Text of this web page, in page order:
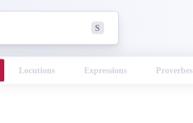
S
Locutions Expressions Proverbes